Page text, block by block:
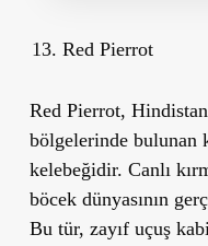
Red Pierrot
Red Pierrot,
bölgelerinde bulunan
kelebeğidir. Canlı
böcek dünyasının
Bu tür, zayıf uçuş